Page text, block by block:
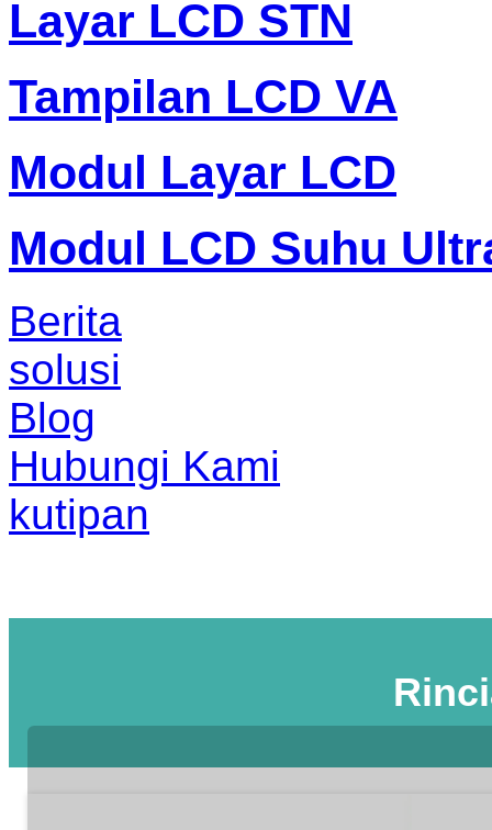
Layar LCD STN
Tampilan LCD VA
Modul Layar LCD
Modul LCD Suhu
Berita
solusi
Blog
Hubungi Kami
kutipan